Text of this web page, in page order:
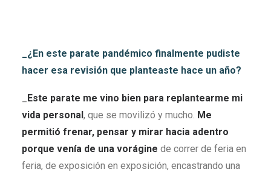
_¿En este parate pandémico finalmente pudiste
hacer esa revisión que planteaste hace un año?
Este parate me vino bien para replantearme mi
vida personal, que se movilizó y mucho. Me
permitió frenar, pensar y mirar hacia adentro
porque venía de una vorágine de correr de feria en
feria, de exposición en exposición, encastrando una